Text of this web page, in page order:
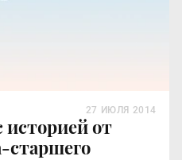
историей от
старшего
27 ИЮЛЯ 2014